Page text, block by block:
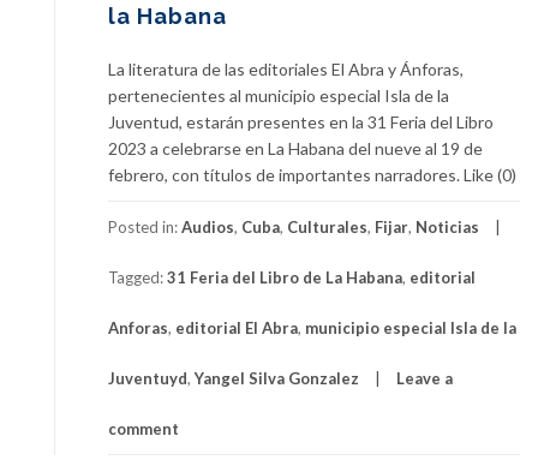
la Habana
La literatura de las editoriales El Abra y Ánforas,
pertenecientes al municipio especial Isla de la
Juventud, estarán presentes en la 31 Feria del Libro
2023 a celebrarse en La Habana del nueve al 19 de
febrero, con títulos de importantes narradores. Like (0)
Posted in:Audios, Cuba, Culturales, Fijar, Noticias
Tagged:31 Feria del Libro de La Habana, editorial
Anforas, editorial El Abra, municipio especial Isla de la
Juventuyd,Yangel Silva Gonzalez Leave a
comment